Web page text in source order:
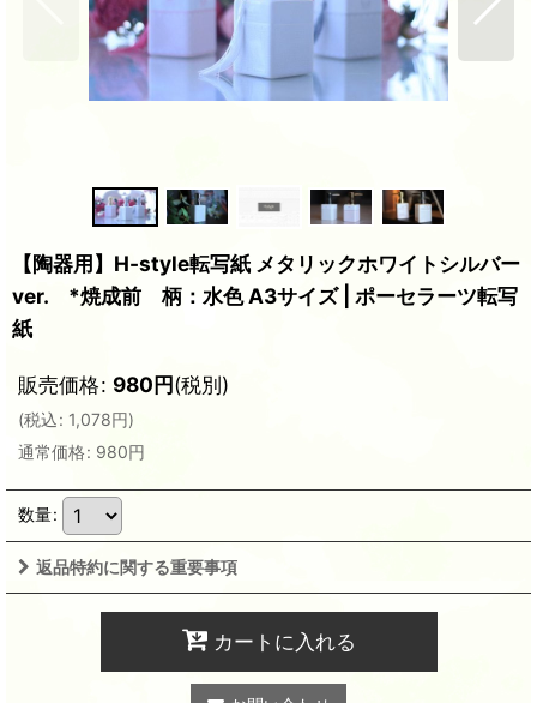
【陶器用】H-style転写紙 メタリックホワイトシルバー
ver. *焼成前 柄：水色 A3サイズ | ポーセラーツ転写
紙
販売価格: 980円(税別)
(税込: 1,078円)
通常価格: 980円
数量:
返品特約に関する重要事項
カートに入れる